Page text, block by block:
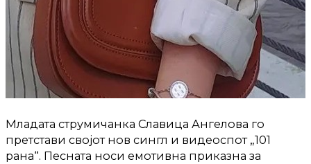
Младата струмичанка Славица Ангелова го
претстави својот нов сингл и видеоспот „101
рана“. Песната носи емотивна приказна за